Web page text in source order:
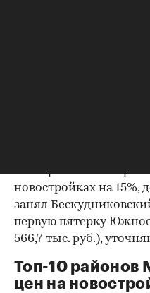
Четвертое место с
новостройках на 15%,
занял
первую пятерку
566,7 тыс. руб.),
Топ-10 районов
цен на